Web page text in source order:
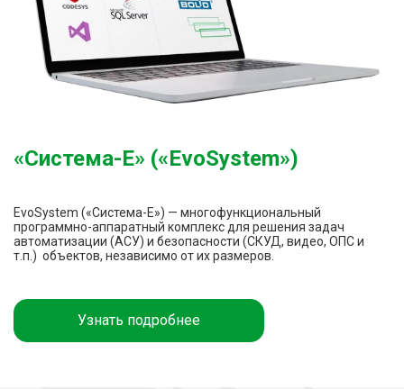
«Система-E» («EvoSystem»)
EvoSystem («Система-Е») — многофункциональный
программно-аппаратный комплекс для решения задач
автоматизации (АСУ) и безопасности (СКУД, видео, ОПС и
т.п.) объектов, независимо от их размеров.
Узнать подробнее